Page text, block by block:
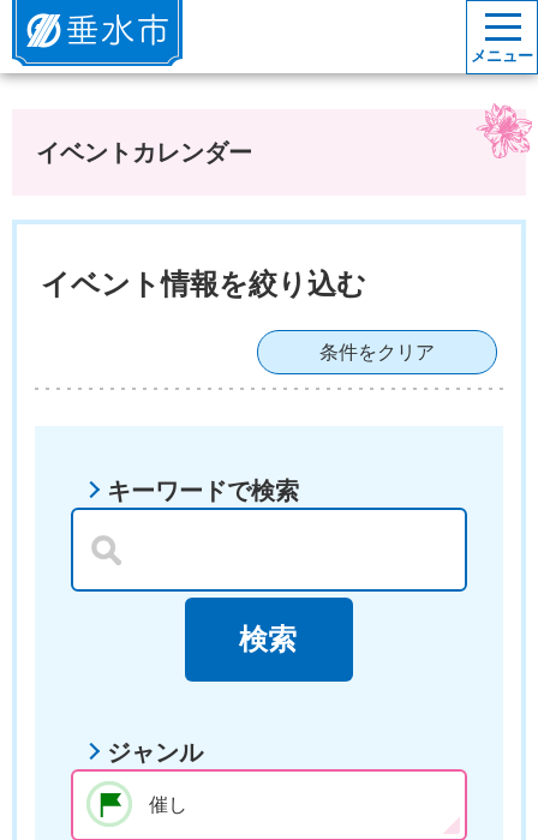
垂水市
メニュー
イベントカレンダー
イベント情報を絞り込む
条件をクリア
キーワードで検索
ジャンル
催し